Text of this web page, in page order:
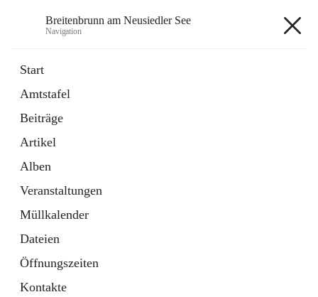
Breitenbrunn am Neusiedler See
Navigation
Start
Amtstafel
Beiträge
Artikel
Alben
Veranstaltungen
Müllkalender
Dateien
Öffnungszeiten
Kontakte
18 Schnellzugriffe
Gemeindeservice